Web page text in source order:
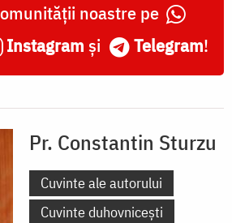
noastre pe
Instagram și Telegram!
Pr. Constantin Sturzu
Cuvinte ale autorului
Cuvinte duhovnicești